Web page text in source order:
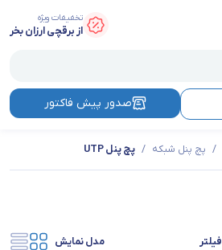
تخفیفات ویژه
از برقچی ارزان بخر
صدور پیش فاکتور
/ پچ پنل شبکه / پچ پنل UTP
فیلتر مدل نمایش